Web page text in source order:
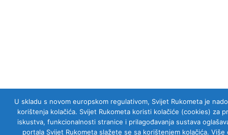
U skladu s novom europskom regulativom, Svijet Rukometa je
korištenja kolačića. Svijet Rukometa koristi kolačiće (cookies) za
iskustva, funkcionalnosti stranice i prilagođavanja sustava
portala Svijet Rukometa slažete se sa korištenjem kolačića.